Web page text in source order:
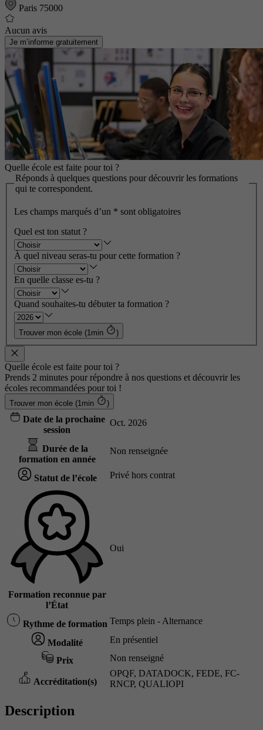
Paris 75000
Aucun avis
Je m’informe gratuitement
Quelle école est faite pour toi ?
Réponds à quelques questions pour découvrir les formations
qui te correspondent.
Les champs marqués d’un * sont obligatoires
Quel est ton statut ?
À quel niveau seras-tu pour cette formation ?
En quelle classe es-tu ?
Quand souhaites-tu débuter ta formation ?
Trouver mon école (1min )
Quelle école est faite pour toi ?
Prends 2 minutes pour répondre à nos questions et découvrir les
écoles recommandées pour toi !
Trouver mon école (1min )
Date de la prochaine
session
Oct. 2026
Durée de la
formation en année
Non renseignée
Statut de l’école Privé hors contrat
Formation reconnue par
l’État
Oui
Rythme de formation Temps plein - Alternance
Modalité En présentiel
Prix Non renseigné
Accréditation(s)
OPQF, DATADOCK, FEDE, FC-
RNCP, QUALIOPI
Description